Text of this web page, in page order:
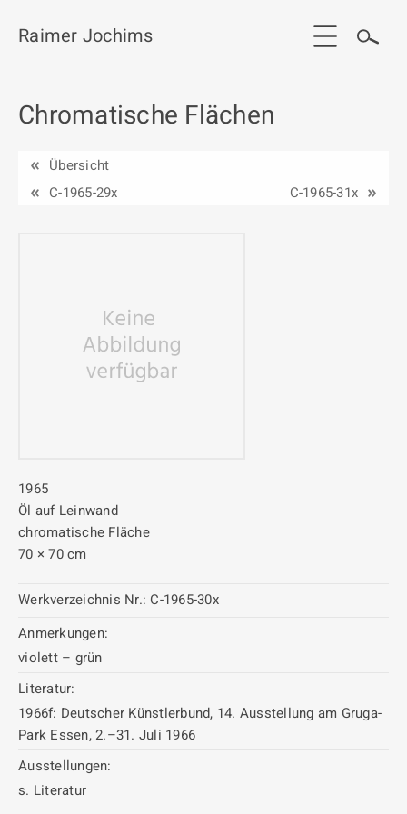
Start
Werkgruppen / Work groups
Publikationen
Raimer Jochims
Chromatische Flächen
Übersicht
C-1965-29x
C-1965-31x
1965
Öl auf Leinwand
chromatische Fläche
70 × 70 cm
Werkverzeichnis Nr.: C-1965-30x
Anmerkungen:
violett – grün
Literatur:
1966f: Deutscher Künstlerbund, 14. Ausstellung am Gruga-
Park Essen, 2.–31. Juli 1966
Ausstellungen:
s. Literatur